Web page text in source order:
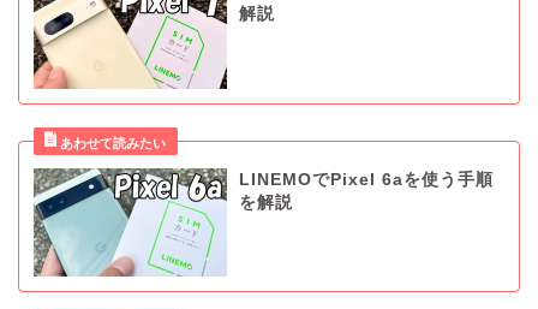
解説
LINEMOでPixel 6aを使う手順
を解説